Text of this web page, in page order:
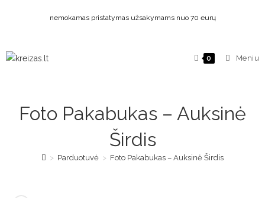
nemokamas pristatymas užsakymams nuo 70 eurų
0 Meniu
Foto Pakabukas – Auksinė
Širdis
> Parduotuvė > Foto Pakabukas – Auksinė Širdis